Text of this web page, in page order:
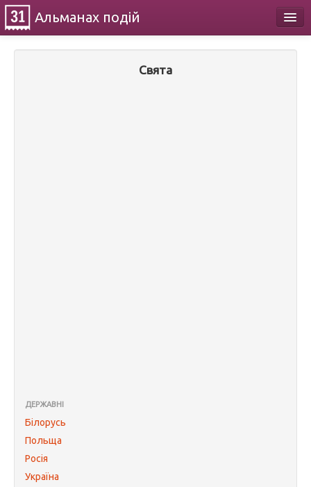
Альманах подій
Свята
ДЕРЖАВНІ
Білорусь
Польща
Росія
Україна